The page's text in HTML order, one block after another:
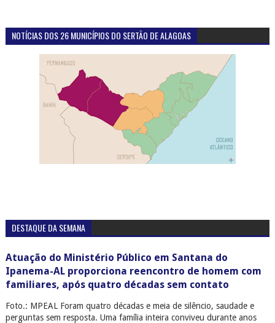
NOTÍCIAS DOS 26 MUNICÍPIOS DO SERTÃO DE ALAGOAS
DESTAQUE DA SEMANA
Atuação do Ministério Público em Santana do
Ipanema-AL proporciona reencontro de homem com
familiares, após quatro décadas sem contato
Foto.: MPEAL Foram quatro décadas e meia de silêncio, saudade e
perguntas sem resposta. Uma família inteira conviveu durante anos